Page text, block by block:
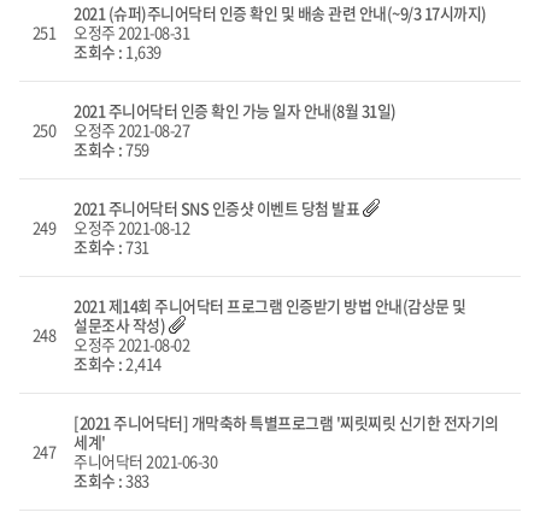
251
2021 (슈퍼)주니어닥터 인증 확인 및 배송 관련 안내(~9/3 17시까지)
오정주2021-08-31
조회수 : 1,639
250
2021 주니어닥터 인증 확인 가능 일자 안내(8월 31일)
오정주2021-08-27
조회수 :759
249
2021 주니어닥터 SNS 인증샷 이벤트 당첨 발표
오정주2021-08-12
조회수 :731
248
2021 제14회 주니어닥터 프로그램 인증받기 방법 안내(감상문 및
설문조사 작성)
오정주2021-08-02
조회수 :2,414
247
[2021 주니어닥터] 개막축하 특별프로그램 '찌릿찌릿 신기한 전자기의
세계'
주니어닥터 2021-06-30
조회수 :383